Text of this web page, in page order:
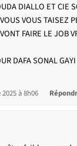
DIALLO ET CIE
VOUS TAISEZ
FAIRE LE JOB
DAFA SONAL GAYI
à 8h06